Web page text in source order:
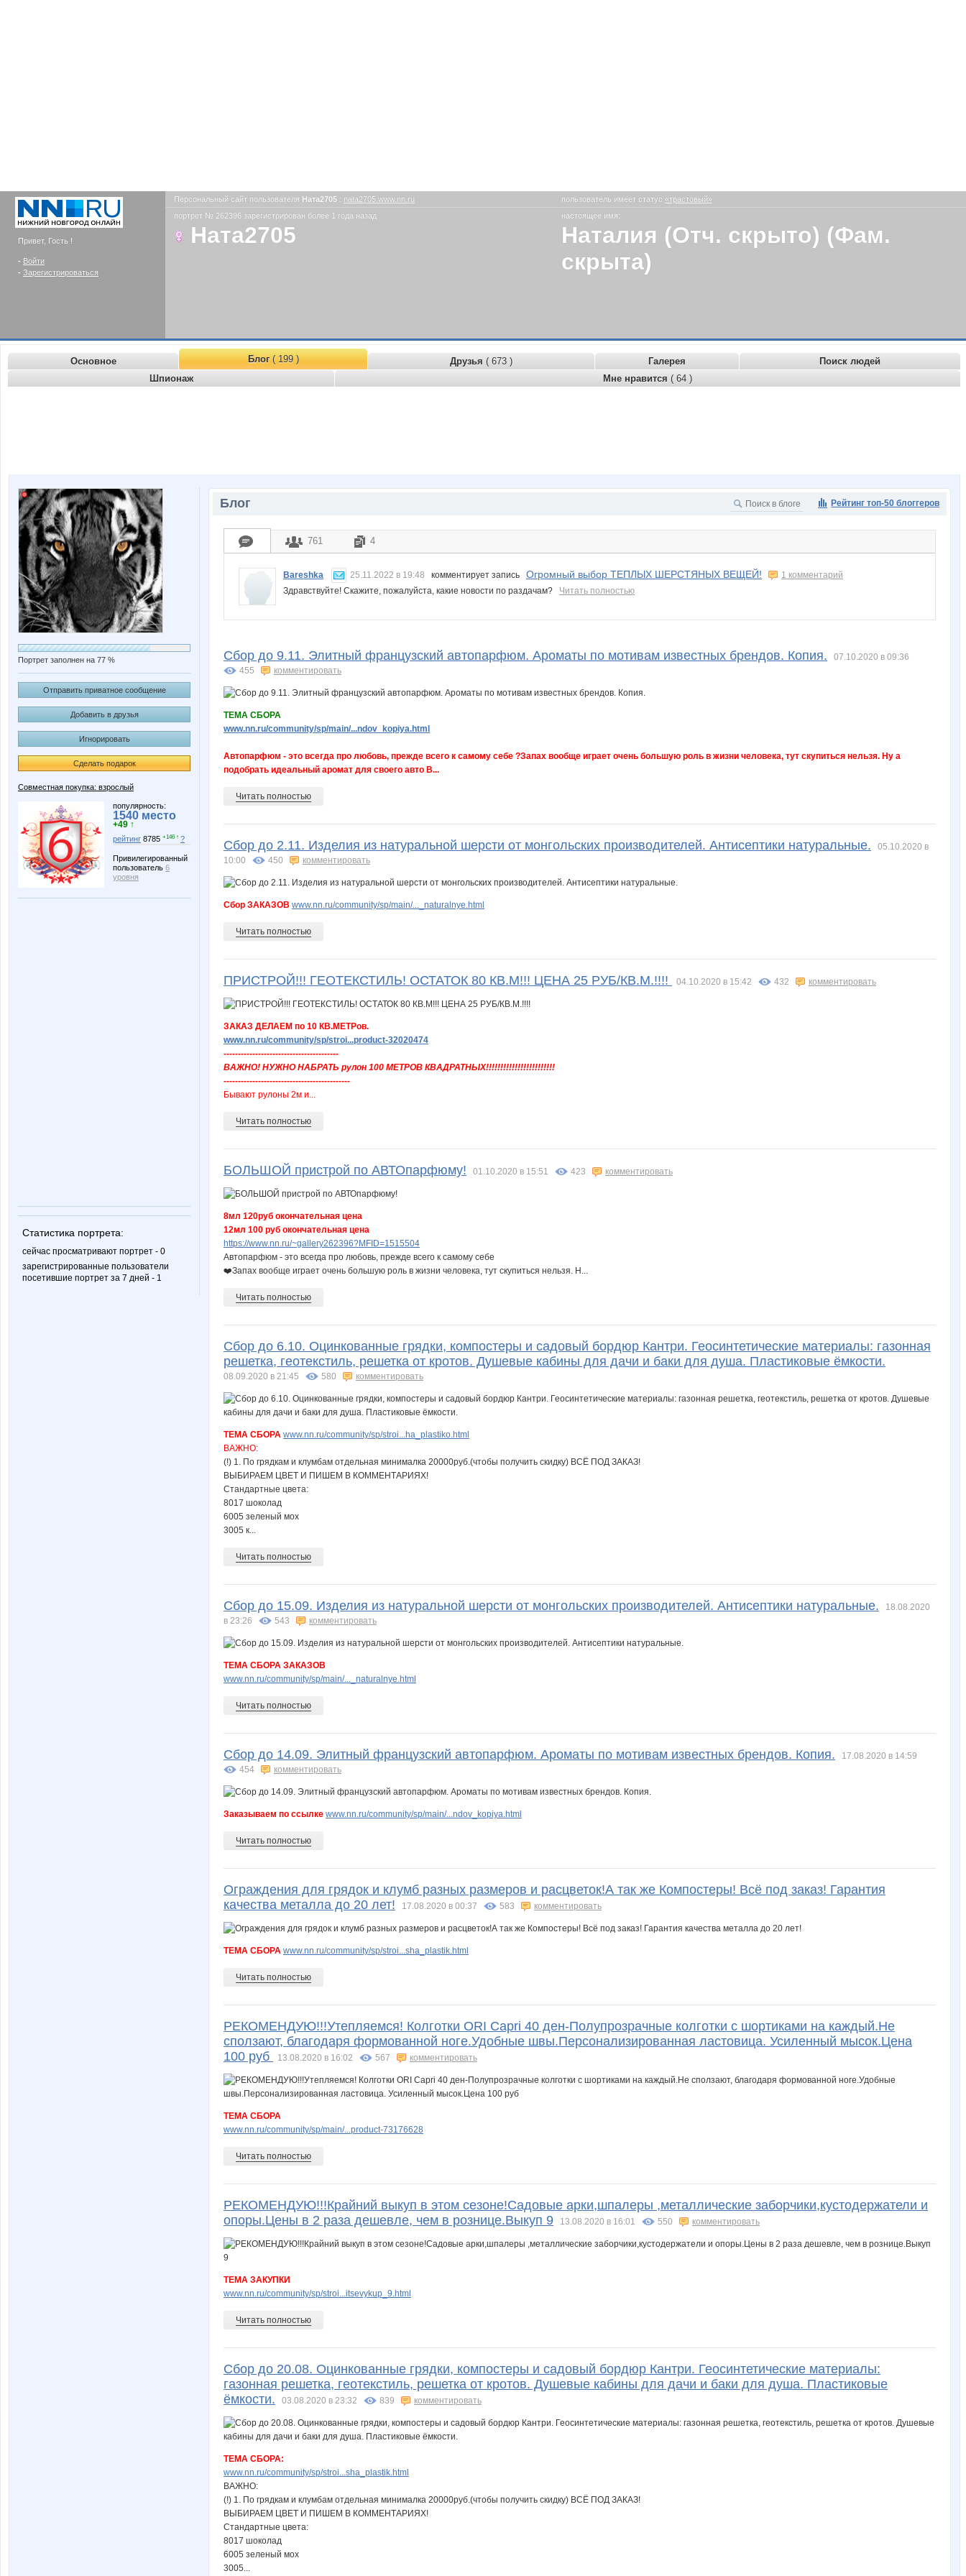
Привет, Гость !
- Войти
- Зарегистрироваться
Персональный сайт пользователя Ната2705 : nata2705.www.nn.ru пользователь имеет статус «трастовый»
портрет № 262396 зарегистрирован более 1 года назад
Ната2705
настоящее имя:
Наталия (Отч. скрыто) (Фам.
скрыта)
Основное Блог( 199 ) Друзья ( 673 ) Галерея
Поиск людей
Шпионаж
Мне нравится ( 64 )
Портрет заполнен на 77 %
Отправить приватное сообщение
Добавить в друзья
Игнорировать
Сделать подарок
Совместная покупка: взрослый
популярность:
1540 место
+49 ↑
рейтинг 8785 +146 ↑ ?
Привилегированный
пользователь 6
уровня
Статистика портрета:
сейчас просматривают портрет - 0
зарегистрированные пользователи
посетившие портрет за 7 дней - 1
Рейтинг топ-50 блоггеров
Блог
761 4
Bareshka 25.11.2022 в 19:48 комментирует запись Огромный выбор ТЕПЛЫХ ШЕРСТЯНЫХ ВЕЩЕЙ!
1 комментарий
Здравствуйте! Скажите, пожалуйста, какие новости по раздачам? Читать полностью
Сбор до 9.11. Элитный французский автопарфюм. Ароматы по мотивам известных брендов. Копия.
07.10.2020 в 09:36
455
комментировать
ТЕМА СБОРА
www.nn.ru/community/sp/main/...ndov_kopiya.html
Автопарфюм - это всегда про любовь, прежде всего к самому себе ?Запах вообще играет очень большую роль в жизни человека, тут скупиться нельзя. Ну а
подобрать идеальный аромат для своего авто В...
Читать полностью
Сбор до 2.11. Изделия из натуральной шерсти от монгольских производителей. Антисептики натуральные.
05.10.2020 в
10:00
450 комментировать
Сбор ЗАКАЗОВ www.nn.ru/community/sp/main/..._naturalnye.html
Читать полностью
ПРИСТРОЙ!!! ГЕОТЕКСТИЛЬ! ОСТАТОК 80 КВ.М!!! ЦЕНА 25 РУБ/КВ.М.!!!! 04.10.2020 в 15:42 432 комментировать
ЗАКАЗ ДЕЛАЕМ по 10 КВ.МЕТРов.
www.nn.ru/community/sp/stroi...product-32020474
----------------------------------------
ВАЖНО! НУЖНО НАБРАТЬ рулон 100 МЕТРОВ КВАДРАТНЫХ!!!!!!!!!!!!!!!!!!!!!!!!
--------------------------------------------
Бывают рулоны 2м и...
Читать полностью
БОЛЬШОЙ пристрой по АВТОпарфюму! 01.10.2020 в 15:51 423 комментировать
8мл 120руб окончательная цена
12мл 100 руб окончательная цена
https://www.nn.ru/~gallery262396?MFID=1515504
Автопарфюм - это всегда про любовь, прежде всего к самому себе
❤️Запах вообще играет очень большую роль в жизни человека, тут скупиться нельзя. Н...
Читать полностью
Сбор до 6.10. Оцинкованные грядки, компостеры и садовый бордюр Кантри. Геосинтетические материалы: газонная
решетка, геотекстиль, решетка от кротов. Душевые кабины для дачи и баки для душа. Пластиковые ёмкости.
08.09.2020 в 21:45 580 комментировать
ТЕМА СБОРА www.nn.ru/community/sp/stroi...ha_plastiko.html
ВАЖНО:
(!) 1. По грядкам и клумбам отдельная минималка 20000руб.(чтобы получить скидку) ВСЁ ПОД ЗАКАЗ!
ВЫБИРАЕМ ЦВЕТ И ПИШЕМ В КОММЕНТАРИЯХ!
Стандартные цвета:
8017 шоколад
6005 зеленый мох
3005 к...
Читать полностью
Сбор до 15.09. Изделия из натуральной шерсти от монгольских производителей. Антисептики натуральные.
18.08.2020
в 23:26
543 комментировать
ТЕМА СБОРА ЗАКАЗОВ
www.nn.ru/community/sp/main/..._naturalnye.html
Читать полностью
Сбор до 14.09. Элитный французский автопарфюм. Ароматы по мотивам известных брендов. Копия.
17.08.2020 в 14:59
454
комментировать
Заказываем по ссылке www.nn.ru/community/sp/main/...ndov_kopiya.html
Читать полностью
Ограждения для грядок и клумб разных размеров и расцветок!А так же Компостеры! Всё под заказ! Гарантия
качества металла до 20 лет!
17.08.2020 в 00:37 583 комментировать
ТЕМА СБОРА www.nn.ru/community/sp/stroi...sha_plastik.html
Читать полностью
РЕКОМЕНДУЮ!!!Утепляемся! Колготки ORI Capri 40 ден-Полупрозрачные колготки с шортиками на каждый.Не
сползают, благодаря формованной ноге.Удобные швы.Персонализированная ластовица. Усиленный мысок.Цена
100 руб
13.08.2020 в 16:02 567 комментировать
ТЕМА СБОРА
www.nn.ru/community/sp/main/...product-73176628
Читать полностью
РЕКОМЕНДУЮ!!!Крайний выкуп в этом сезоне!Садовые арки,шпалеры ,металлические заборчики,кустодержатели и
опоры.Цены в 2 раза дешевле, чем в рознице.Выкуп 9
13.08.2020 в 16:01 550 комментировать
ТЕМА ЗАКУПКИ
www.nn.ru/community/sp/stroi...itsevykup_9.html
Читать полностью
Сбор до 20.08. Оцинкованные грядки, компостеры и садовый бордюр Кантри. Геосинтетические материалы:
газонная решетка, геотекстиль, решетка от кротов. Душевые кабины для дачи и баки для душа. Пластиковые
ёмкости.
03.08.2020 в 23:32 839 комментировать
ТЕМА СБОРА:
www.nn.ru/community/sp/stroi...sha_plastik.html
ВАЖНО:
(!) 1. По грядкам и клумбам отдельная минималка 20000руб.(чтобы получить скидку) ВСЁ ПОД ЗАКАЗ!
ВЫБИРАЕМ ЦВЕТ И ПИШЕМ В КОММЕНТАРИЯХ!
Стандартные цвета:
8017 шоколад
6005 зеленый мох
3005...